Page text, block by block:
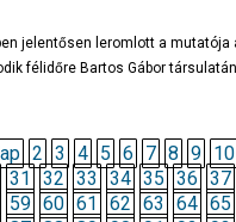
jelentősen leromlott a mutatója
félidőre Bartos Gábor
2 3 4 5 6 7 8 9 10
31 32 33 34 35 36 37
59 60 61 62 63 64 65